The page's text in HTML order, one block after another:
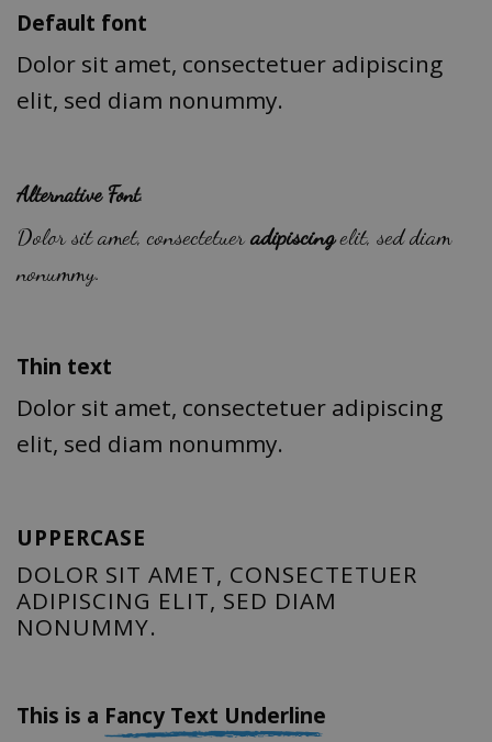
Default font
Dolor sit amet, consectetuer adipiscing
elit, sed diam nonummy.
Alternative Font.
Dolor sit amet, consectetuer adipiscingelit, sed diam
nonummy.
Thin text
Dolor sit amet, consectetuer adipiscing
elit, sed diam nonummy.
UPPERCASE
DOLOR SIT AMET, CONSECTETUER
ADIPISCING ELIT, SED DIAM
NONUMMY.
This is a Fancy Text Underline